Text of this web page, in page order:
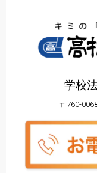
学校
〒760-